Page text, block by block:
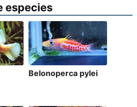
especies
Belonoperca pylei